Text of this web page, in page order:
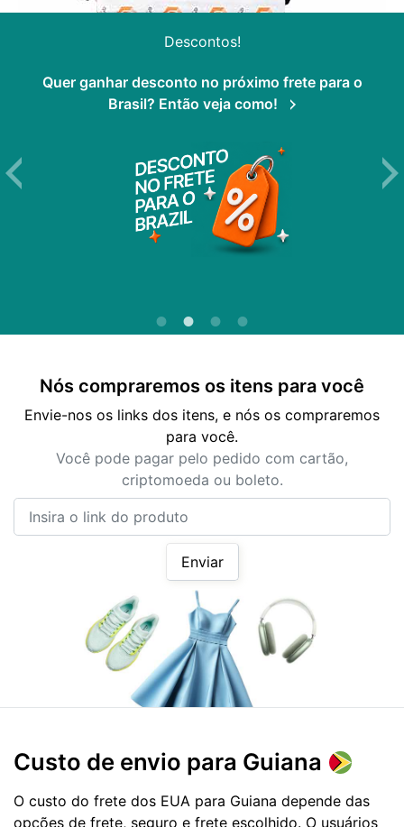
Descontos!
Quer ganhar desconto no próximo frete para o
Brasil? Então veja como!
Nós compraremos os itens para você
Envie-nos os links dos itens, e nós os compraremos
para você.
Você pode pagar pelo pedido com cartão,
criptomoeda ou boleto.
Enviar
Custo de envio para Guiana
O custo do frete dos EUA para Guiana depende das
opções de frete, seguro e frete escolhido. O usuários